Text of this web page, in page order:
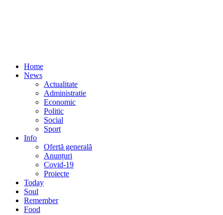
Home
News
Actualitate
Administratie
Economic
Politic
Social
Sport
Info
Ofertă generală
Anunțuri
Covid-19
Proiecte
Today
Soul
Remember
Food